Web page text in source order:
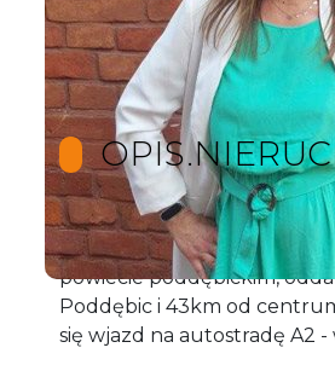
Lokalizacja: Bałdrzychów
powiecie poddębickim,
Poddębic i 43km od
się wjazd na autostradę A2 -